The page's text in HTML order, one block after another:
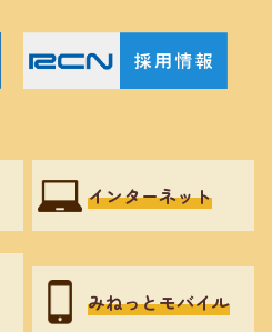
インターネット
みねっとモバイル